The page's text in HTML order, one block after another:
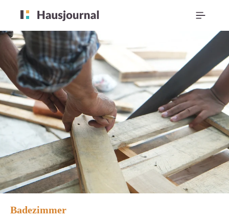
Badezimmer